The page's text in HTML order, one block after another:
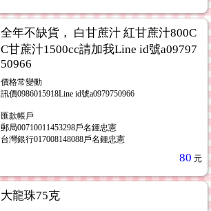
全年不缺貨， 白甘蔗汁 紅甘蔗汁800C
C甘蔗汁1500cc請加我Line id號a09797
50966
價格常變動
訊價0986015918Line id號a0979750966
匯款帳戶
郵局00710011453298戶名鍾忠憲
台灣銀行017008148088戶名鍾忠憲
80 元
大龍珠75克